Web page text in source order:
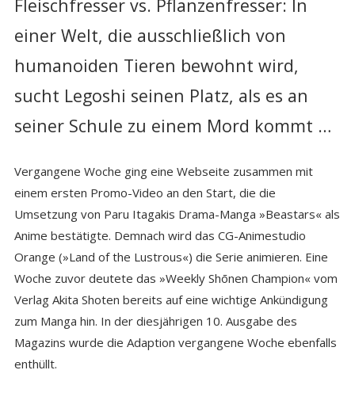
Fleischfresser vs. Pflanzenfresser: In
einer Welt, die ausschließlich von
humanoiden Tieren bewohnt wird,
sucht Legoshi seinen Platz, als es an
seiner Schule zu einem Mord kommt …
Vergangene Woche ging eine Webseite zusammen mit
einem ersten Promo-Video an den Start, die die
Umsetzung von Paru Itagakis Drama-Manga »Beastars« als
Anime bestätigte. Demnach wird das CG-Animestudio
Orange (»Land of the Lustrous«) die Serie animieren. Eine
Woche zuvor deutete das »Weekly Shōnen Champion« vom
Verlag Akita Shoten bereits auf eine wichtige Ankündigung
zum Manga hin. In der diesjährigen 10. Ausgabe des
Magazins wurde die Adaption vergangene Woche ebenfalls
enthüllt.